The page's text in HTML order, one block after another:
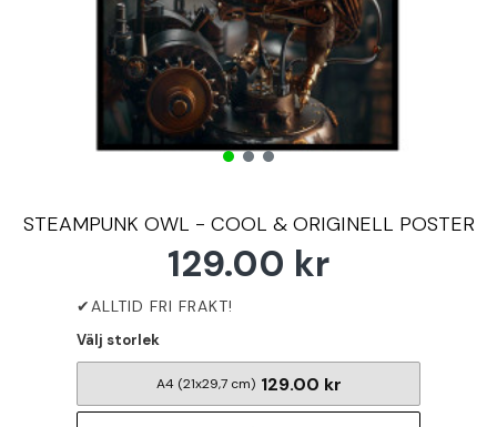
STEAMPUNK OWL - COOL & ORIGINELL POSTER
129.00 kr
Välj storlek
A4 (21x29,7 cm) 129.00 kr